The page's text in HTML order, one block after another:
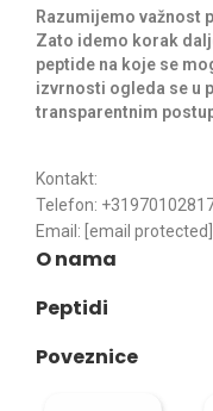
Razumijemo važnost
Zato idemo korak
peptide na koje se
izvrnosti ogleda se u
transparentnim
Kontakt:
Telefon:
Email: [email protected]
O nama
Peptidi
Poveznice